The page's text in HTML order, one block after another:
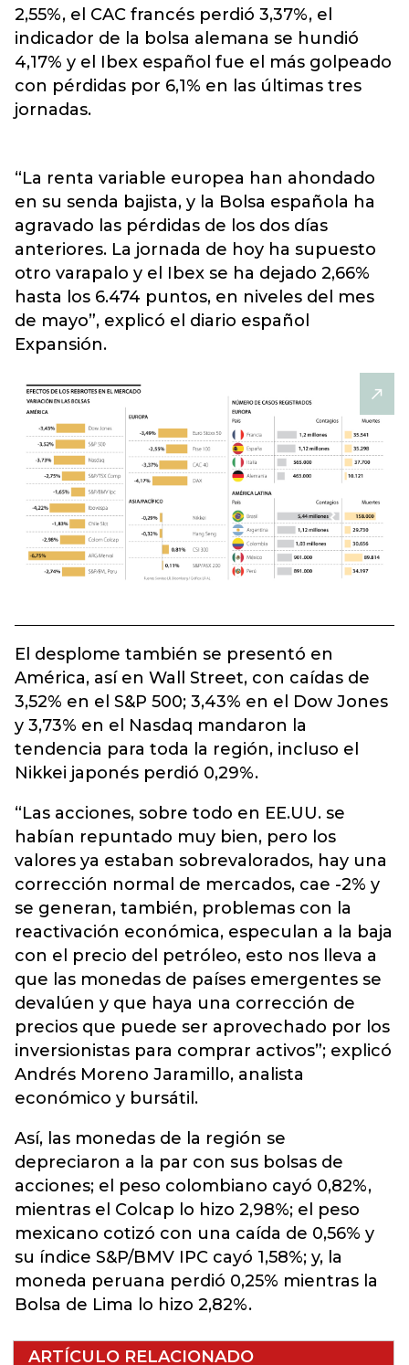
2,55%, el CAC francés perdió 3,37%, el
indicador de la bolsa alemana se hundió
4,17% y el Ibex español fue el más golpeado
con pérdidas por 6,1% en las últimas tres
jornadas.
“La renta variable europea han ahondado
en su senda bajista, y la Bolsa española ha
agravado las pérdidas de los dos días
anteriores. La jornada de hoy ha supuesto
otro varapalo y el Ibex se ha dejado 2,66%
hasta los 6.474 puntos, en niveles del mes
de mayo”, explicó el diario español
Expansión.
El desplome también se presentó en
América, así en Wall Street, con caídas de
3,52% en el S&P 500; 3,43% en el Dow Jones
y 3,73% en el Nasdaq mandaron la
tendencia para toda la región, incluso el
Nikkei japonés perdió 0,29%.
“Las acciones, sobre todo en EE.UU. se
habían repuntado muy bien, pero los
valores ya estaban sobrevalorados, hay una
corrección normal de mercados, cae -2% y
se generan, también, problemas con la
reactivación económica, especulan a la baja
con el precio del petróleo, esto nos lleva a
que las monedas de países emergentes se
devalúen y que haya una corrección de
precios que puede ser aprovechado por los
inversionistas para comprar activos”; explicó
Andrés Moreno Jaramillo, analista
económico y bursátil.
Así, las monedas de la región se
depreciaron a la par con sus bolsas de
acciones; el peso colombiano cayó 0,82%,
mientras el Colcap lo hizo 2,98%; el peso
mexicano cotizó con una caída de 0,56% y
su índice S&P/BMV IPC cayó 1,58%; y, la
moneda peruana perdió 0,25% mientras la
Bolsa de Lima lo hizo 2,82%.
ARTÍCULO RELACIONADO